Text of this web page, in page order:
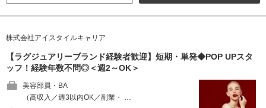
株式会社アイスタイルキャリア
【ラグジュアリーブランド経験者歓迎】短期・単発◆POP UPスタ
ッフ！経験年数不問◎＜週2～OK＞
美容部員・BA
（高収入／週3以内OK／副業・ …